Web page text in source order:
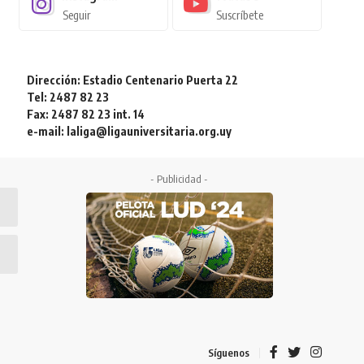
Seguir Suscríbete
Dirección: Estadio Centenario Puerta 22
Tel: 2487 82 23
Fax: 2487 82 23 int. 14
e-mail: laliga@ligauniversitaria.org.uy
- Publicidad -
Síguenos